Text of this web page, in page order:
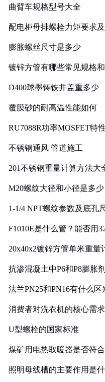
曲臂车规格型号大全
配电柜母排螺栓力矩要求
膨胀螺丝尺寸是多少
镀锌方管有哪些常见规格
D400球墨铸铁井盖重多少
覆膜砂的耐高温性能如何
RU7088R功率MOSFET特
不锈钢通风 管道施工
201不锈钢重量计算方法大
M20螺纹大径和小径是多少
1-1/4 NPT螺纹参数及底孔
F1010E是什么管？能否用
20x40x2镀锌方管单米重量
抗渗混凝土中P6和P8膨胀
法兰PN25和PN16有什么区
消费者对洗衣机的核心需
U型螺栓的国家标准
煤矿用电热取暖器是否符
照明母线槽的主要作用是